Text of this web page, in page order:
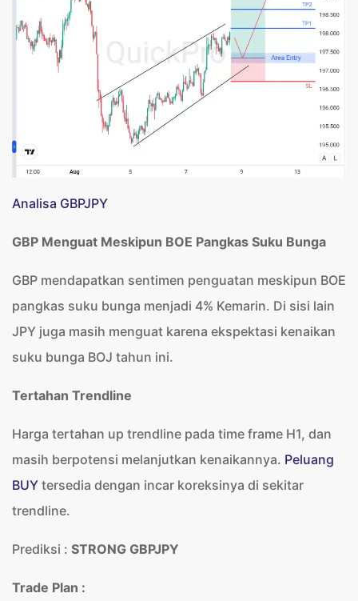
Analisa GBPJPY
GBP Menguat Meskipun BOE Pangkas Suku Bunga
GBP mendapatkan sentimen penguatan meskipun BOE
pangkas suku bunga menjadi 4% Kemarin. Di sisi lain
JPY juga masih menguat karena ekspektasi kenaikan
suku bunga BOJ tahun ini.
Tertahan Trendline
Harga tertahan up trendline pada time frame H1, dan
masih berpotensi melanjutkan kenaikannya. Peluang
BUY tersedia dengan incar koreksinya di sekitar
trendline.
Prediksi : STRONG GBPJPY
Trade Plan :